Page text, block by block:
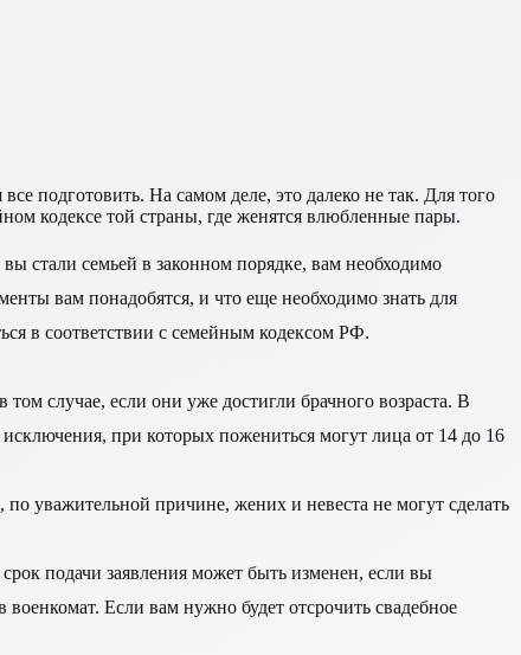
подготовить. На самом деле, это далеко не так. Для того
кодексе той страны, где женятся влюбленные пары.
стали семьей в законном порядке, вам необходимо
вам понадобятся, и что еще необходимо знать для
в соответствии с семейным кодексом РФ.
случае, если они уже достигли брачного возраста. В
при которых пожениться могут лица от 14 до 16
уважительной причине, жених и невеста не могут сделать
подачи заявления может быть изменен, если вы
Если вам нужно будет отсрочить свадебное